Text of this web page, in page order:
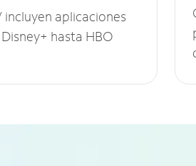
aplicaciones
hasta HBO